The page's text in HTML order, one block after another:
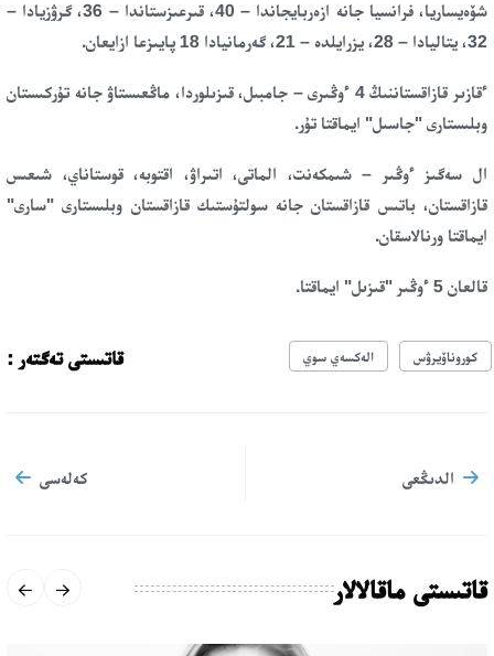
شۆەيساريا، فرانسيا جانە ازەربايجاندا – 40، قىرعىزستاندا – 36، گرۋزيادا –
32، يتاليادا – 28، يزرايلدە – 21، گەرمانيادا 18 پايىزعا ازايعان.
ءقازىر قازاقستاننىڭ 4 ءوڭىرى – جامبىل، قىزىلوردا، ماڭعىستاۋ جانە تۇركىستان
وبلىستارى "جاسىل" ايماقتا تۇر.
ال سەگىز ءوڭىر – شىمكەنت، الماتى، اتىراۋ، اقتوبە، قوستاناي، شىعىس
قازاقستان، باتىس قازاقستان جانە سولتۇستىك قازاقستان وبلىستارى "سارى"
ايماقتا ورنالاسقان.
قالعان 5 ءوڭىر "قىزىل" ايماقتا.
قاتىستى تەگتەر : كوروناۆيرۋس الەكسەي سوي
الدىڭعى كەلەسى
قاتىستى ماقالالار